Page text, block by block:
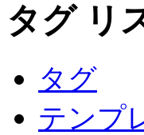
タグ リ
タグ
テンプ